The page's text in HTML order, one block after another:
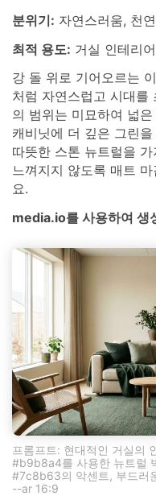
분위기: 자연스러움, 천
최적 용도: 거실 인테리
강 돌 위로 기어오르는
처럼 자연스럽고 시대를
의 범위는 미묘하여 넓
캐비닛에 더 깊은 그린
따뜻한 스톤 뉴트럴을
느껴지지 않도록 매트
요.
media.io를 사용하여 생
프롬프트: 현대적인 거실의
#b9b8a4를 사용한 뉴트럴
#7c8b63의 악센트, 부드러
--ar 16:9